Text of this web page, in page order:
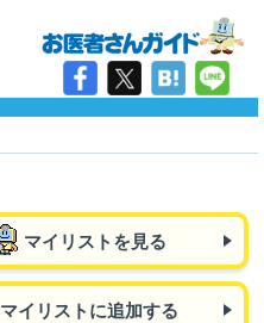
マイリストを見る
マイリストに追加する